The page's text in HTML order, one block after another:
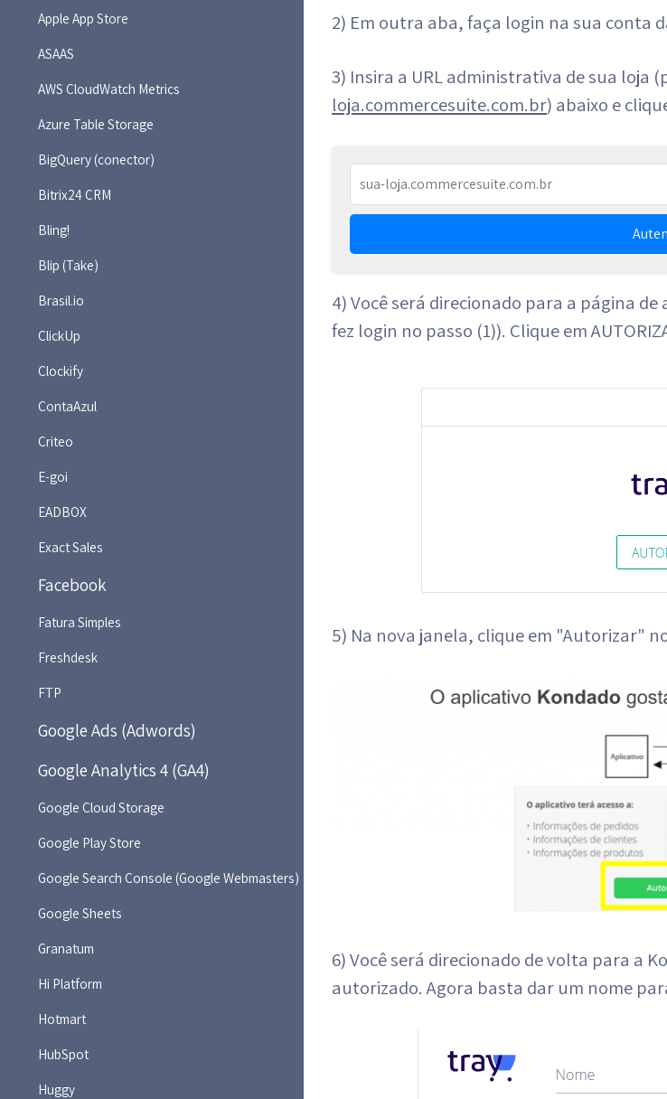
Apple App Store
ASAAS
AWS CloudWatch Metrics
Azure Table Storage
BigQuery (conector)
Bitrix24 CRM
Bling!
Blip (Take)
Brasil.io
ClickUp
Clockify
ContaAzul
Criteo
E-goi
EADBOX
Exact Sales
Facebook
Fatura Simples
Freshdesk
FTP
Google Ads (Adwords)
Google Analytics 4 (GA4)
Google Cloud Storage
Google Play Store
Google Search Console (Google Webmasters)
Google Sheets
Granatum
Hi Platform
Hotmart
HubSpot
Huggy
2) Em outra aba, faça login na sua conta
3) Insira a URL administrativa de sua loja
loja.commercesuite.com.br) abaixo e
4) Você será direcionado para a página
fez login no passo (1)). Clique em
5) Na nova janela, clique em "Autorizar"
6) Você será direcionado de volta para a
autorizado. Agora basta dar um nome